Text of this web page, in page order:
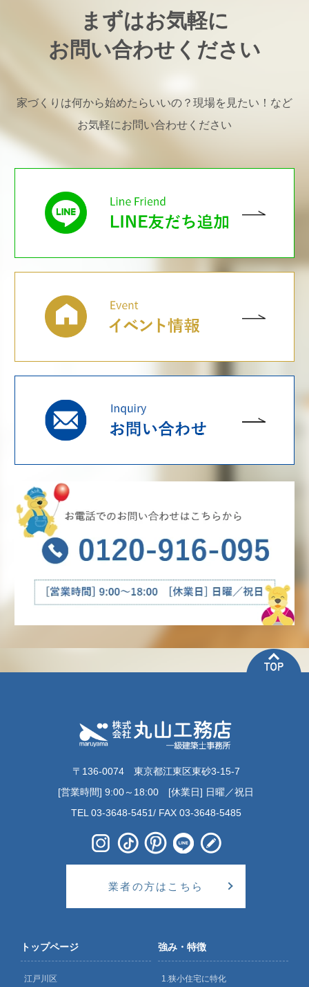
まずはお気軽に
お問い合わせください
家づくりは何から始めたらいいの？現場を見たい！など
お気軽にお問い合わせください
〒136-0074 東京都江東区東砂3-15-7
[営業時間] 9:00～18:00 [休業日] 日曜／祝日
TEL 03-3648-5451/ FAX 03-3648-5485
業者の方はこちら
トップページ
江戸川区
強み・特徴
1.狭小住宅に特化